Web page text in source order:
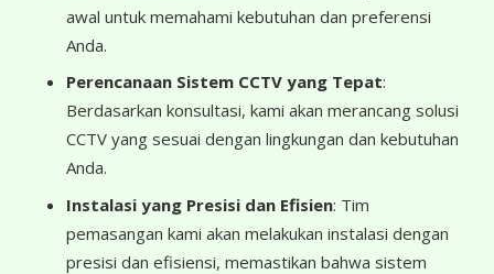
awal untuk memahami kebutuhan dan preferensi
Anda.
Perencanaan Sistem CCTV yang Tepat:
Berdasarkan konsultasi, kami akan merancang solusi
CCTV yang sesuai dengan lingkungan dan kebutuhan
Anda.
Instalasi yang Presisi dan Efisien: Tim
pemasangan kami akan melakukan instalasi dengan
presisi dan efisiensi, memastikan bahwa sistem